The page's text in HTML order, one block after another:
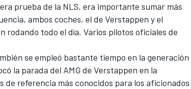
prueba de la NLS, era importante sumar más
ambos coches, el de Verstappen y el
todo el día. Varios pilotos oficiales de
se empleó bastante tiempo en la generación
la parada del AMG de Verstappen en la
referencia más conocidos para los aficionados